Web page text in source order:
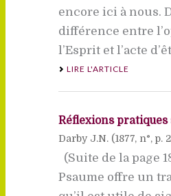
encore ici à nous.
différence entre
l’Esprit et l’acte
LIRE L'ARTICLE
Réflexions pratiques
Darby J.N. (1877, n°, p.
(Suite de la page
Psaume offre un